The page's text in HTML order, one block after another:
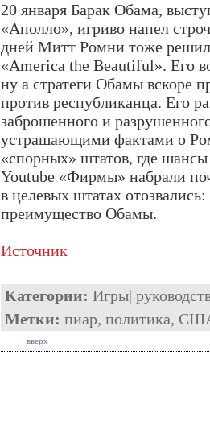
20 января Барак Обама,
«Аполло», игриво напел
дней Митт Ромни тоже
«America the Beautiful». Его
ну а стратеги Обамы вскоре
против республиканца. Его
заброшенного и
устрашающими фактами о
«спорных» штатов, где
Youtube «Фирмы» набрали
в целевых штатах
преимущество Обамы.
Источник
Категории: Игры|
Метки: пиар, политика,
вверх